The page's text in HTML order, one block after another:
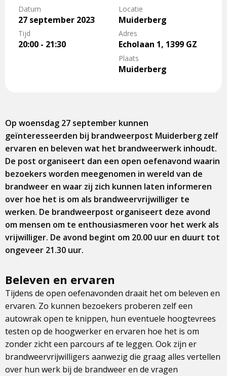
Datum
27 september 2023
Tijd
20:00 - 21:30
Locatie
Muiderberg
Adres
Echolaan 1, 1399 GZ
Plaats
Muiderberg
Op woensdag 27 september kunnen
geïnteresseerden bij brandweerpost Muiderberg zelf
ervaren en beleven wat het brandweerwerk inhoudt.
De post organiseert dan een open oefenavond waarin
bezoekers worden meegenomen in wereld van de
brandweer en waar zij zich kunnen laten informeren
over hoe het is om als brandweervrijwilliger te
werken. De brandweerpost organiseert deze avond
om mensen om te enthousiasmeren voor het werk als
vrijwilliger. De avond begint om 20.00 uur en duurt tot
ongeveer 21.30 uur.
Beleven en ervaren
Tijdens de open oefenavonden draait het om beleven en
ervaren. Zo kunnen bezoekers proberen zelf een
autowrak open te knippen, hun eventuele hoogtevrees
testen op de hoogwerker en ervaren hoe het is om
zonder zicht een parcours af te leggen. Ook zijn er
brandweervrijwilligers aanwezig die graag alles vertellen
over hun werk bij de brandweer en de vragen